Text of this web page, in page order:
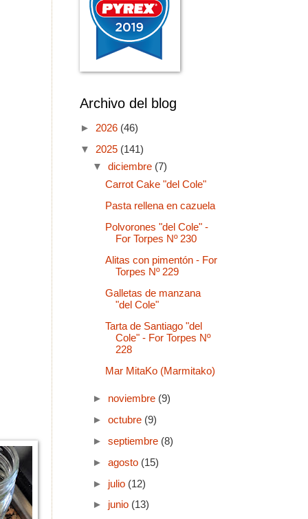
Archivo del blog
► 2026 (46)
▼ 2025 (141)
▼ diciembre (7)
Carrot Cake "del Cole"
Pasta rellena en cazuela
Polvorones "del Cole" -
For Torpes Nº 230
Alitas con pimentón - For
Torpes Nº 229
Galletas de manzana
"del Cole"
Tarta de Santiago "del
Cole" - For Torpes Nº
228
Mar MitaKo (Marmitako)
► noviembre (9)
► octubre (9)
► septiembre (8)
► agosto (15)
► julio (12)
► junio (13)